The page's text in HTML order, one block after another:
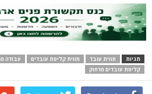
תגיות חווית עובד חווית קליטת עובדים עבודה
קליטת עובדים מרחוק